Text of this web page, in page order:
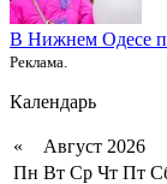
В Нижнем Одесе
Реклама.
Календарь
« Август 2026
Пн Вт Ср Чт Пт